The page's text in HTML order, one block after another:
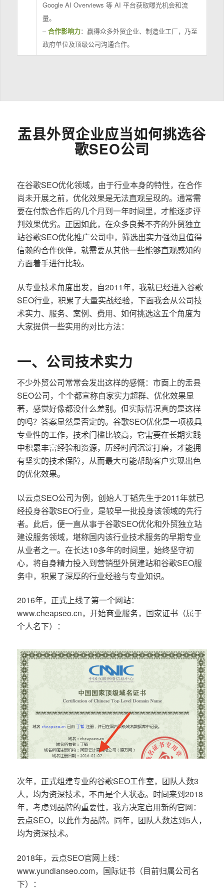
Google AI Overviews 等 AI 平台获取曝光机会和流
量。
–合作影响力：赢得众多外贸企业、制造业工厂，乃至
政府单位及顶级公司沟通合作。
盂县外贸企业应当如何挑选谷
歌SEO公司
在谷歌SEO优化领域，由于行业本身的特性，在合作
尚未开展之前，优化效果是无法直观呈现的。通常需
要在付款合作后的几个月到一年时间里，才能逐步评
判效果优劣。正因如此，在众多良莠不齐的外贸独立
站谷歌SEO优化推广公司中，筛选出实力强劲且值得
信赖的合作伙伴，就需要从其他一些能够直观感知的
方面着手进行比较。
从专业技术角度出发，自2011年，我就已经进入谷歌
SEO行业，积累了大量实战经验，下面我会从公司技
术实力、服务、案例、费用、如何挑选这五个角度为
大家提供一些实用的对比方法：
一、公司技术实力
不少外贸公司常常会发出这样的感慨：市面上的盂县
SEO公司，个个都宣称自家实力超群、优化效果显
著，感觉好像都没什么差别。但实际情况真的是这样
的吗？答案显然是否定的。谷歌SEO优化是一项极具
专业性的工作，技术门槛比较高，它需要在长期实践
中积累丰富经验和资源，历经时间沉淀打磨，才能拥
有坚实的技术保障，从而最大可能帮助客户实现出色
的优化效果。
以云点SEO公司为例，创始人丁韬先生于2011年就已
经投身谷歌SEO行业，是较早一批投身该领域的先行
者。此后，便一直从事于谷歌SEO优化和外贸独立站
建设服务领域，堪称国内该行业技术服务的早期专业
从业者之一。在长达10多年的时间里，始终坚守初
心，将自身精力投入到营销型外贸建站和谷歌SEO服
务中，积累了深厚的行业经验与专业知识。
2016年，正式上线了第一个网站：
www.cheapseo.cn，开始商业服务，国家证书（属于
个人名下）：
次年，正式组建专业的谷歌SEO工作室，团队人数3
人，均为资深技术，不再是个人状态。时间来到2018
年，考虑到品牌的重要性，我方决定启用新的官网：
云点SEO，以此作为品牌。同年，团队人数达到5人，
均为资深技术。
2018年，云点SEO官网上线：
www.yundianseo.com，国际证书（目前归属公司名
下）：